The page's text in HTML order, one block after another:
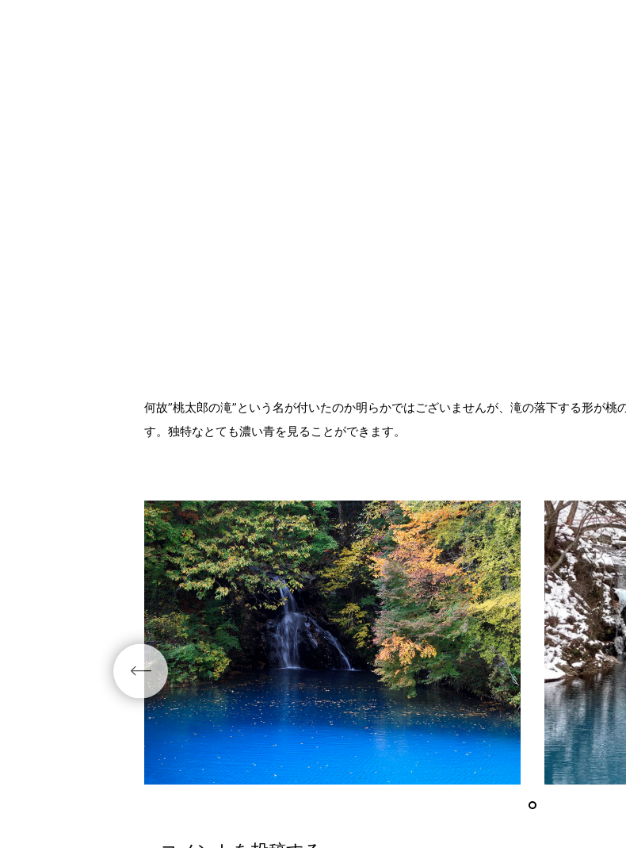
何故”桃太郎の滝”という名が付いたのか明らかではございませんが、滝の落下する形が
す。独特なとても濃い青を見ることができます。